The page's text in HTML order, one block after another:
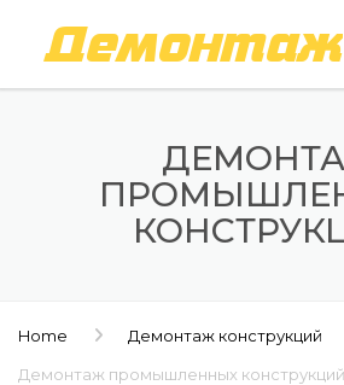
Home
Демонтаж конструкций
Демонтаж промышленных конструкций